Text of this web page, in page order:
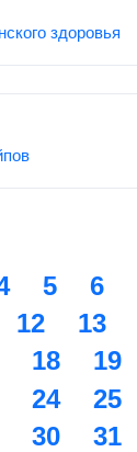
здоровья
5 6
12 13
18 19
24 25
30 31